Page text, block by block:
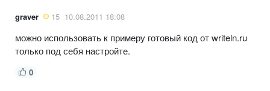
graver 15 10.08.2011 18:08
можно использовать к примеру готовый код от writeln.ru
только под себя настройте.
0